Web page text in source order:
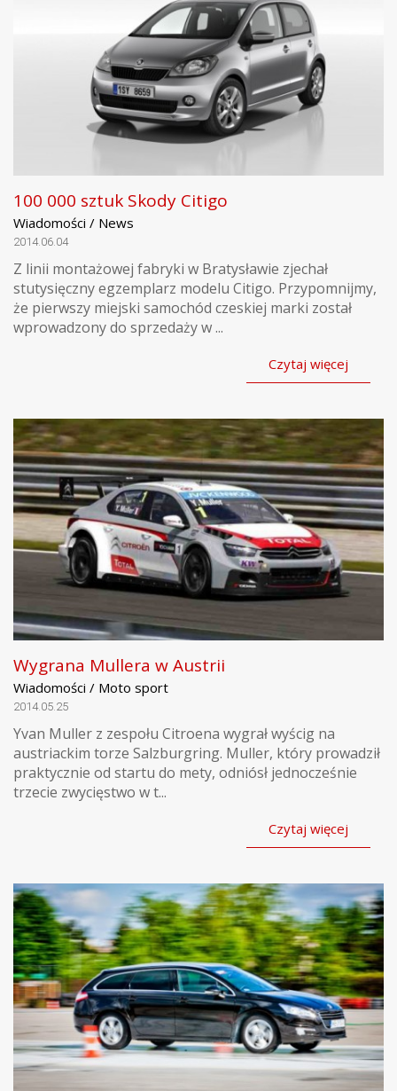
100 000 sztuk Skody Citigo
Wiadomości / News
2014.06.04
Z linii montażowej fabryki w Bratysławie zjechał
stutysięczny egzemplarz modelu Citigo. Przypomnijmy,
że pierwszy miejski samochód czeskiej marki został
wprowadzony do sprzedaży w ...
Czytaj więcej
Wygrana Mullera w Austrii
Wiadomości / Moto sport
2014.05.25
Yvan Muller z zespołu Citroena wygrał wyścig na
austriackim torze Salzburgring. Muller, który prowadził
praktycznie od startu do mety, odniósł jednocześnie
trzecie zwycięstwo w t...
Czytaj więcej